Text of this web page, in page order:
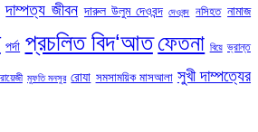
দাম্পত্য জীবন দারুল উলুম দেওবন্দ দেওবন্দ নসিহত নামাজ
পর্দা প্রচলিত বিদ‘আত ফেতনা বিয়ে ভ্রান্ত
মুফতি মনসুর রোযা সমসাময়িক মাসআলা সুখী দাম্পত্যের